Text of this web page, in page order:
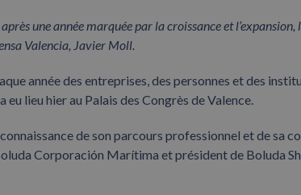
une année marquée par la croissance et l’expansion,
Valencia, Javier Moll.
année des entreprises, des personnes et des
lieu hier au Palais des Congrès de Valence.
de son parcours professionnel et de sa
Corporación Marítima et président de Boluda